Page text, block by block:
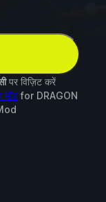
पर विज़िट करें
मॉडfor DRAGON